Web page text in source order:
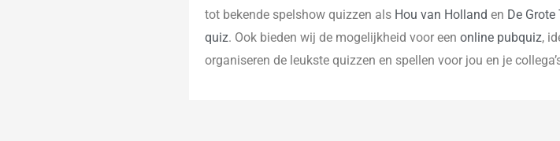
tot bekende spelshow quizzen als Hou van Holland en De
quiz. Ook bieden wij de mogelijkheid voor een online pubquiz,
organiseren de leukste quizzen en spellen voor jou en je